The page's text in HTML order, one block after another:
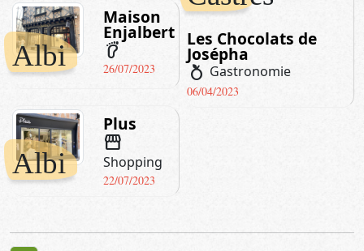
Albi
Maison
Enjalbert
barefoot
26/07/2023
Albi
Plus
storefront
Shopping
22/07/2023
Les Chocolats de
Josépha
nutrition Gastronomie
06/04/2023